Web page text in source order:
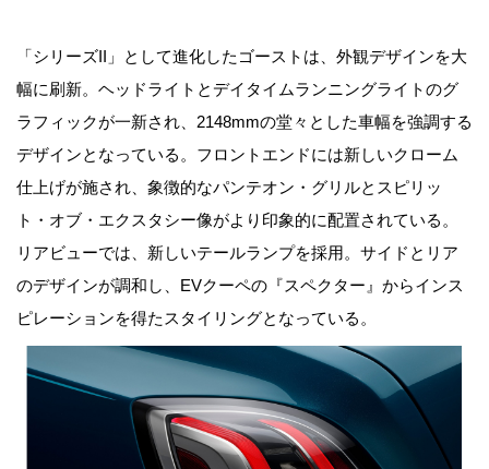
「シリーズII」として進化したゴーストは、外観デザインを大
幅に刷新。ヘッドライトとデイタイムランニングライトのグ
ラフィックが一新され、2148mmの堂々とした車幅を強調する
デザインとなっている。フロントエンドには新しいクローム
仕上げが施され、象徴的なパンテオン・グリルとスピリッ
ト・オブ・エクスタシー像がより印象的に配置されている。
リアビューでは、新しいテールランプを採用。サイドとリア
のデザインが調和し、EVクーペの『スペクター』からインス
ピレーションを得たスタイリングとなっている。